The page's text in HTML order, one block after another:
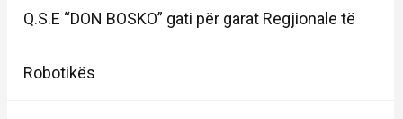
Q.S.E “DON BOSKO” gati për garat Regjionale të
Robotikës